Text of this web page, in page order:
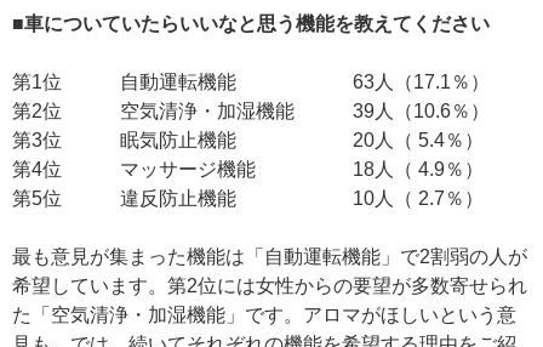
■車についていたらいいなと思う機能を教えてください
第1位 自動運転機能 63人（17.1％）
第2位 空気清浄・加湿機能 39人（10.6％）
第3位 眠気防止機能 20人（ 5.4％）
第4位 マッサージ機能 18人（ 4.9％）
第5位 違反防止機能 10人（ 2.7％）
最も意見が集まった機能は「自動運転機能」で2割弱の人が
希望しています。第2位には女性からの要望が多数寄せられ
た「空気清浄・加湿機能」です。アロマがほしいという意